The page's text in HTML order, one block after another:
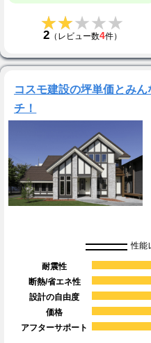
★★★★★
★★★★★
2（レビュー数4件）
コスモ建設の坪単価とみ
チ！
性能
耐震性
断熱/省エネ性
設計の自由度
価格
アフターサポート